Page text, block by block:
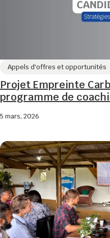
Appels d'offres et opportunités
Projet Empreinte
programme de
5 mars, 2026